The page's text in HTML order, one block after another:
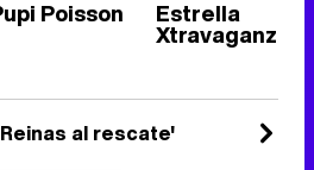
Poisson Estrella
Xtravaganza
al rescate'